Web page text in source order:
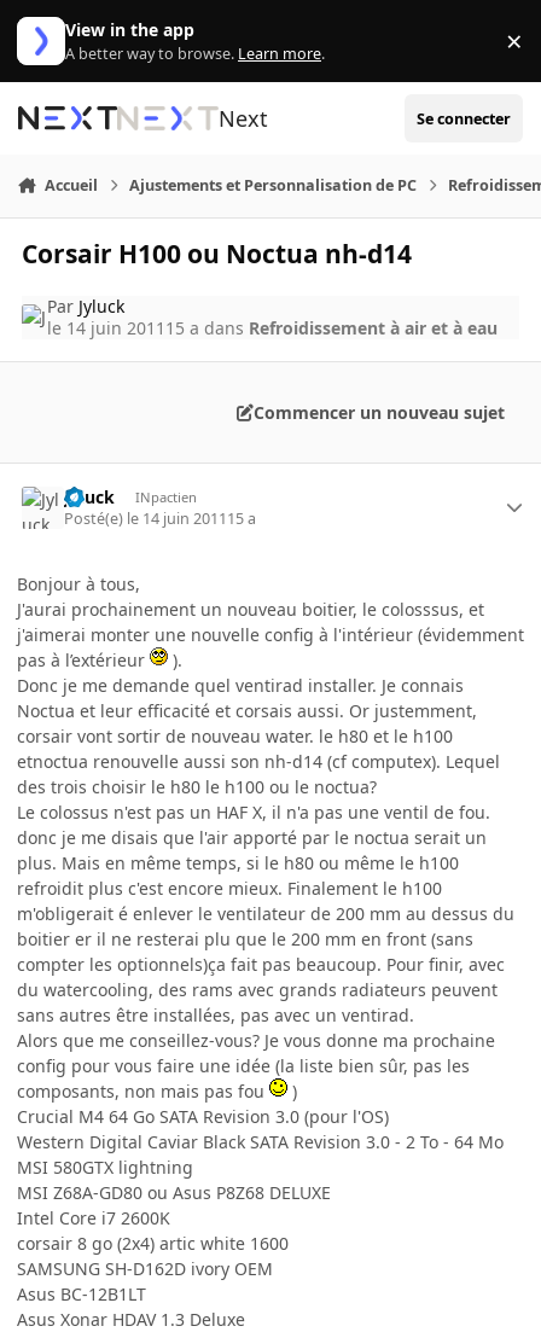
Aller au contenu
View in the app
A better way to browse. Learn more. ×
Next Se connecter
Accueil Ajustements et Personnalisation de PC
Corsair H100 ou Noctua nh-d14
Par Jyluck
le 14 juin 2011 15 a dans Refroidissement à air et à eau
Commencer un nouveau sujet
Jyluck INpactien
Posté(e) le 14 juin 201115 a
Bonjour à tous,
J'aurai prochainement un nouveau boitier, le colosssus, et
j'aimerai monter une nouvelle config à l'intérieur (évidemment
pas à l’extérieur
).
Donc je me demande quel ventirad installer. Je connais
Noctua et leur efficacité et corsais aussi. Or justemment,
corsair vont sortir de nouveau water. le h80 et le h100
etnoctua renouvelle aussi son nh-d14 (cf computex). Lequel
des trois choisir le h80 le h100 ou le noctua?
Le colossus n'est pas un HAF X, il n'a pas une ventil de fou.
donc je me disais que l'air apporté par le noctua serait un
plus. Mais en même temps, si le h80 ou même le h100
refroidit plus c'est encore mieux. Finalement le h100
m'obligerait é enlever le ventilateur de 200 mm au dessus du
boitier er il ne resterai plu que le 200 mm en front (sans
compter les optionnels)ça fait pas beaucoup. Pour finir, avec
du watercooling, des rams avec grands radiateurs peuvent
sans autres être installées, pas avec un ventirad.
Alors que me conseillez-vous? Je vous donne ma prochaine
config pour vous faire une idée (la liste bien sûr, pas les
composants, non mais pas fou
)
Crucial M4 64 Go SATA Revision 3.0 (pour l'OS)
Western Digital Caviar Black SATA Revision 3.0 - 2 To - 64 Mo
MSI 580GTX lightning
MSI Z68A-GD80 ou Asus P8Z68 DELUXE
Intel Core i7 2600K
corsair 8 go (2x4) artic white 1600
SAMSUNG SH-D162D ivory OEM
Asus BC-12B1LT
Asus Xonar HDAV 1.3 Deluxe